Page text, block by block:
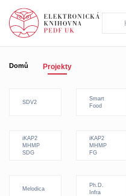
Domů Projekty
SDV2
Smart
Food
iKAP2
MHMP
SDG
iKAP2
MHMP
FG
Melodica
Ph.D.
Infra